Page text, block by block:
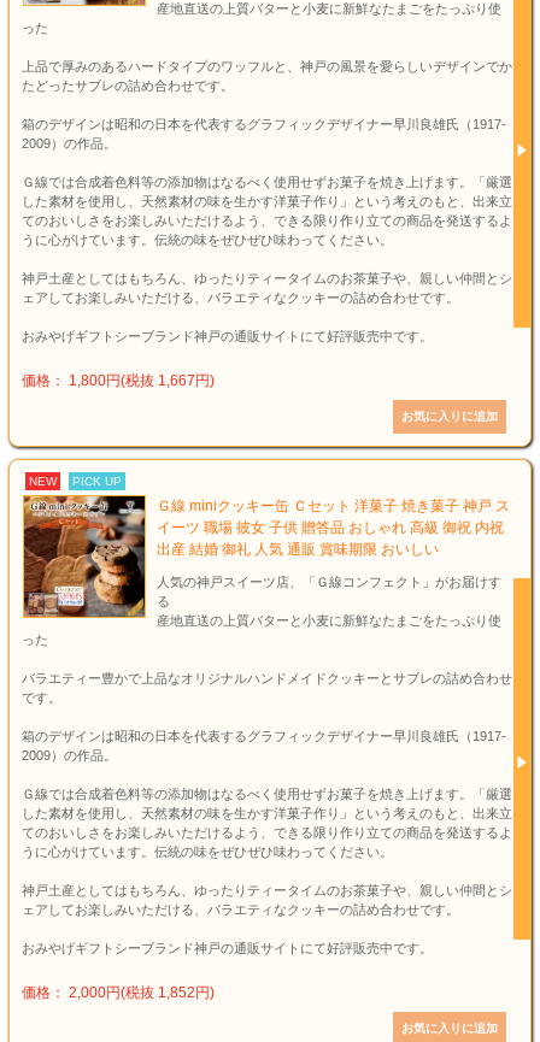
産地直送の上質バターと小麦に新鮮なたまごをたっぷり使
った
上品で厚みのあるハードタイプのワッフルと、神戸の風景を愛らしいデザインでか
たどったサブレの詰め合わせです。
箱のデザインは昭和の日本を代表するグラフィックデザイナー早川良雄氏（1917-
2009）の作品。
Ｇ線では合成着色料等の添加物はなるべく使用せずお菓子を焼き上げます。「厳選
した素材を使用し、天然素材の味を生かす洋菓子作り」という考えのもと、出来立
てのおいしさをお楽しみいただけるよう、できる限り作り立ての商品を発送するよ
うに心がけています。伝統の味をぜひぜひ味わってください。
神戸土産としてはもちろん、ゆったりティータイムのお茶菓子や、親しい仲間とシ
ェアしてお楽しみいただける、バラエティなクッキーの詰め合わせです。
おみやげギフトシーブランド神戸の通販サイトにて好評販売中です。
価格： 1,800円(税抜 1,667円)
NEW PICK UP
Ｇ線 miniクッキー缶 Ｃセット 洋菓子 焼き菓子 神戸 ス
イーツ 職場 彼女 子供 贈答品 おしゃれ 高級 御祝 内祝
出産 結婚 御礼 人気 通販 賞味期限 おいしい
人気の神戸スイーツ店、「Ｇ線コンフェクト」がお届けす
る
産地直送の上質バターと小麦に新鮮なたまごをたっぷり使
った
バラエティー豊かで上品なオリジナルハンドメイドクッキーとサブレの詰め合わせ
です。
箱のデザインは昭和の日本を代表するグラフィックデザイナー早川良雄氏（1917-
2009）の作品。
Ｇ線では合成着色料等の添加物はなるべく使用せずお菓子を焼き上げます。「厳選
した素材を使用し、天然素材の味を生かす洋菓子作り」という考えのもと、出来立
てのおいしさをお楽しみいただけるよう、できる限り作り立ての商品を発送するよ
うに心がけています。伝統の味をぜひぜひ味わってください。
神戸土産としてはもちろん、ゆったりティータイムのお茶菓子や、親しい仲間とシ
ェアしてお楽しみいただける、バラエティなクッキーの詰め合わせです。
おみやげギフトシーブランド神戸の通販サイトにて好評販売中です。
価格： 2,000円(税抜 1,852円)